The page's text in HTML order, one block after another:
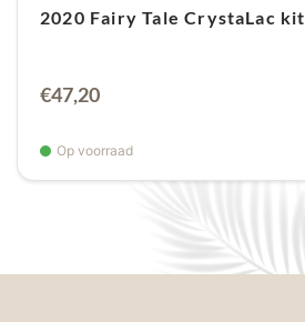
2020 Fairy Tale CrystaLac kit
€47,20
Op voorraad